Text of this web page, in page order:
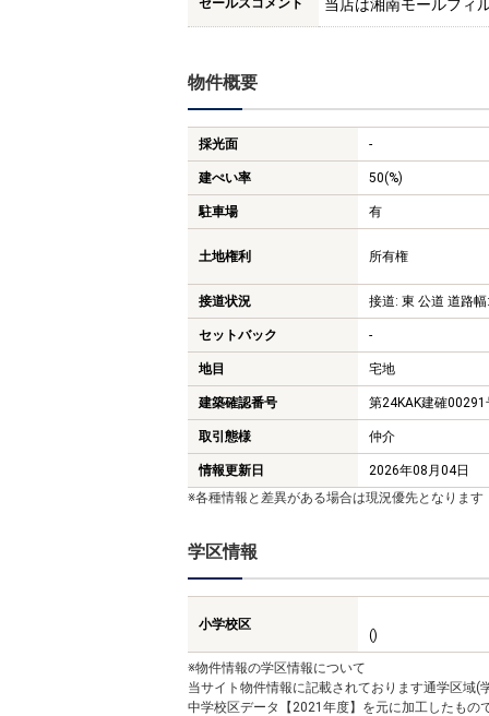
セールスコメント 当店は湘南モールフィ
物件概要
採光面 -
建ぺい率 50(%)
駐車場 有
土地権利 所有権
接道状況 接道: 東 公道 道路
セットバック -
地目 宅地
建築確認番号 第24KAK建確00291
取引態様 仲介
情報更新日
2026年08月04日
※各種情報と差異がある場合は現況優先となります
学区情報
小学校区
()
※物件情報の学区情報について
当サイト物件情報に記載されております通学区域
中学校区データ【2021年度】を元に加工したもの